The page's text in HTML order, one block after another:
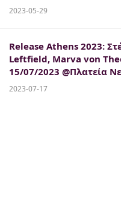
2023-05-29
Release Athens 2023:
Leftfield, Marva von
15/07/2023 @Πλατεία
2023-07-17